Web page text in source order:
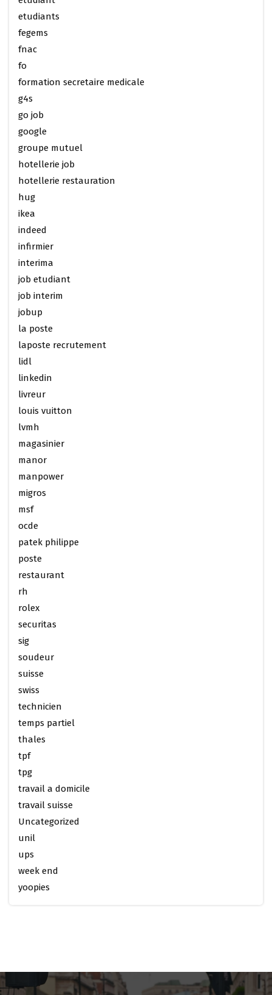
etudiants
fegems
fnac
fo
formation secretaire medicale
g4s
go job
google
groupe mutuel
hotellerie job
hotellerie restauration
hug
ikea
indeed
infirmier
interima
job etudiant
job interim
jobup
la poste
laposte recrutement
lidl
linkedin
livreur
louis vuitton
lvmh
magasinier
manor
manpower
migros
msf
ocde
patek philippe
poste
restaurant
rh
rolex
securitas
sig
soudeur
suisse
swiss
technicien
temps partiel
thales
tpf
tpg
travail a domicile
travail suisse
Uncategorized
unil
ups
week end
yoopies